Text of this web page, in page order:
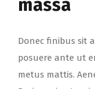
massa
Donec finibus sit
posuere ante ut
metus mattis.